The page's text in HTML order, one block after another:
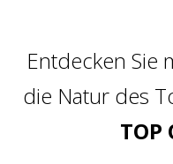
Entdecken Sie
die Natur des
TOP